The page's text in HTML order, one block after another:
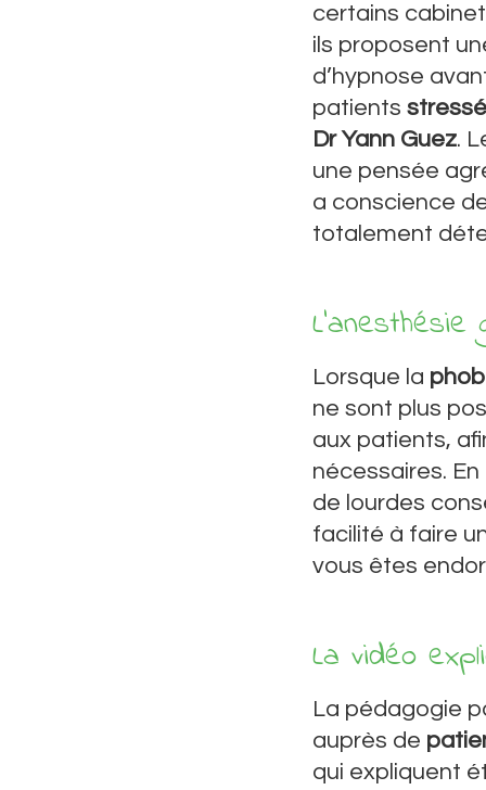
certains
ils proposent
d’hypnose
patients
Dr Yann Guez.
une pensée
a conscience
totalement
L’anesthésie
Lorsque la
ne sont plus
aux patients,
nécessaires.
de lourdes
facilité à faire
vous êtes
La vidéo
La pédagogie
auprès de
qui expliquent